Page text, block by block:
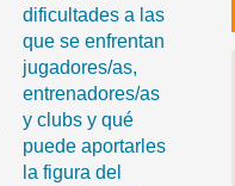
dificultades a las
que se enfrentan
jugadores/as,
entrenadores/as
y clubs y qué
puede aportarles
la figura del